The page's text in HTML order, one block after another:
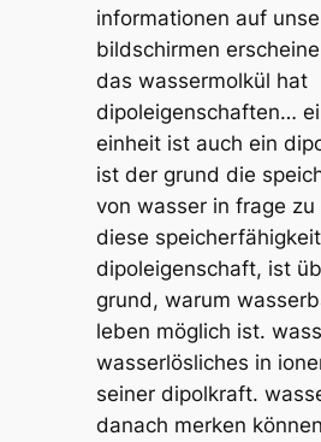
informationen auf
bildschirmen
das wassermolkül hat
dipoleigenschaften…
einheit ist auch ein
ist der grund die
von wasser in frage zu
diese
dipoleigenschaft, ist
grund, warum
leben möglich ist.
wasserlösliches in
seiner dipolkraft.
danach merken